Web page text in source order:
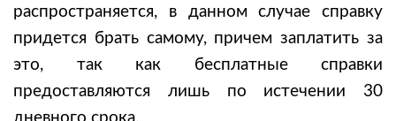
распространяется, в данном случае справку
придется брать самому, причем заплатить за
это, так как бесплатные справки
предоставляются лишь по истечении 30